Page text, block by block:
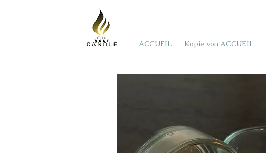
ACCUEIL Kopie von ACCUEIL